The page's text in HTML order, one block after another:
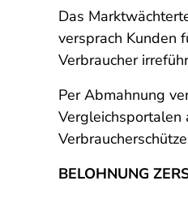
Das
versprach Kunden
Verbraucher
Per Abmahnung
Vergleichsportalen
BELOHNUNG